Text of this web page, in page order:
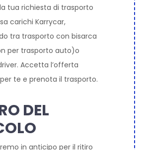
tua richiesta di trasporto
carichi Karrycar,
tra trasporto con bisarca
per trasporto auto)o
Accetta l’offerta
te e prenota il trasporto.
DEL
in anticipo per il ritiro